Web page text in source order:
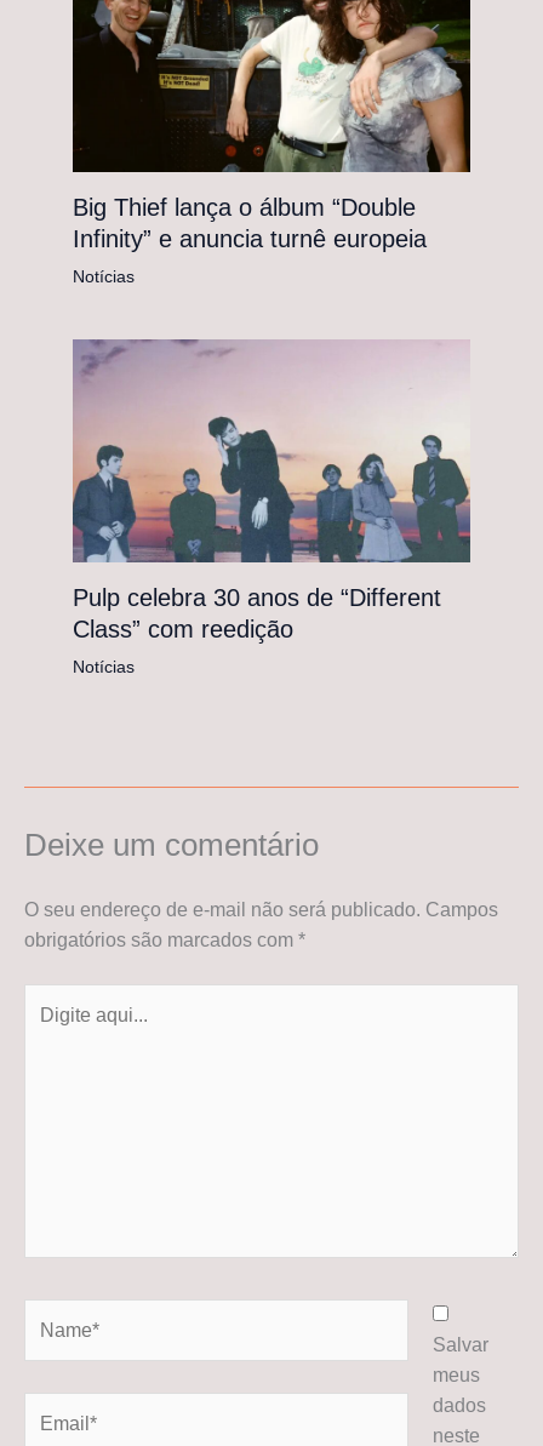
Big Thief lança o álbum “Double
Infinity” e anuncia turnê europeia
Notícias
Pulp celebra 30 anos de “Different
Class” com reedição
Notícias
Deixe um comentário
O seu endereço de e-mail não será publicado. Campos
obrigatórios são marcados com *
aqui...
Salvar
meus
dados
neste